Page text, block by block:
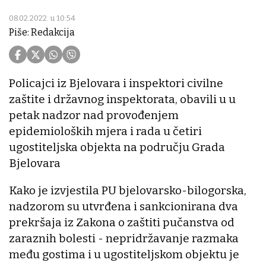
08.02.2022. u 10:54
Piše: Redakcija
Policajci iz Bjelovara i inspektori civilne
zaštite i državnog inspektorata, obavili u u
petak nadzor nad provođenjem
epidemioloških mjera i rada u četiri
ugostiteljska objekta na području Grada
Bjelovara
Kako je izvjestila PU bjelovarsko-bilogorska,
nadzorom su utvrđena i sankcionirana dva
prekršaja iz Zakona o zaštiti pučanstva od
zaraznih bolesti - nepridržavanje razmaka
među gostima i u ugostiteljskom objektu je